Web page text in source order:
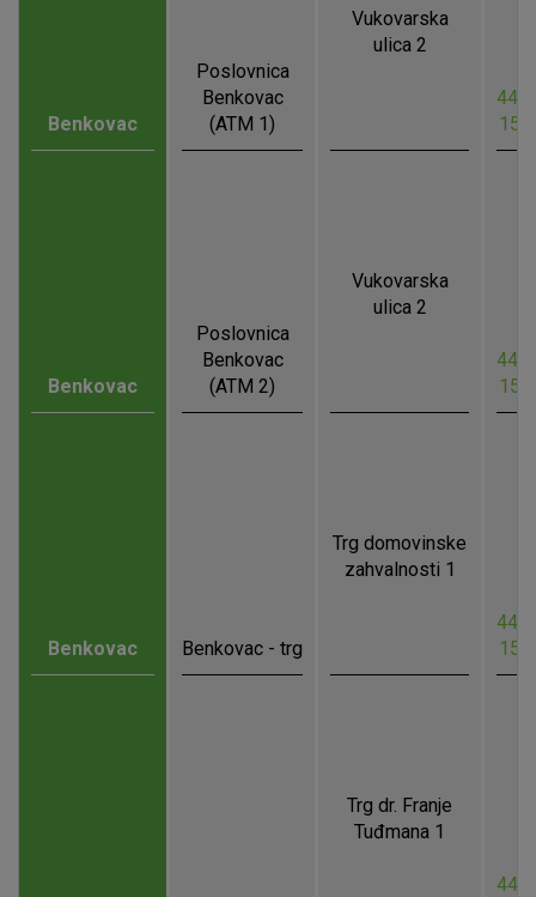
Benkovac
Poslovnica
Benkovac
(ATM 1)
Vukovarska
ulica 2
Benkovac
Poslovnica
Benkovac
(ATM 2)
Vukovarska
ulica 2
Benkovac Benkovac - trg
Trg domovinske
zahvalnosti 1
Trg dr. Franje
Tuđmana 1